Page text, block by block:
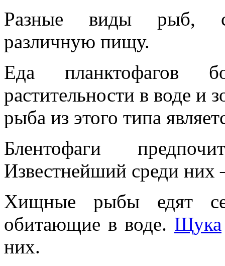
Разные виды рыб,
различную пищу.
Еда планктофагов
растительности в воде и
рыба из этого типа
Блентофаги
Известнейший среди
Хищные рыбы едят
обитающие в воде. Щука
них.